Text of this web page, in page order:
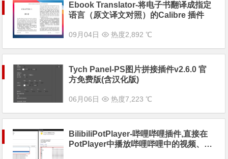
Ebook Translator-将电子书翻译成指定
语言（原文译文对照）的Calibre 插件
09月04日 热度2,892 ℃
Tych Panel-PS图片拼接插件v2.6.0 官
方免费版(含汉化版)
06月06日 热度7,223 ℃
BilibiliPotPlayer-哔哩哔哩插件,直接在
PotPlayer中播放哔哩哔哩中的视频、直